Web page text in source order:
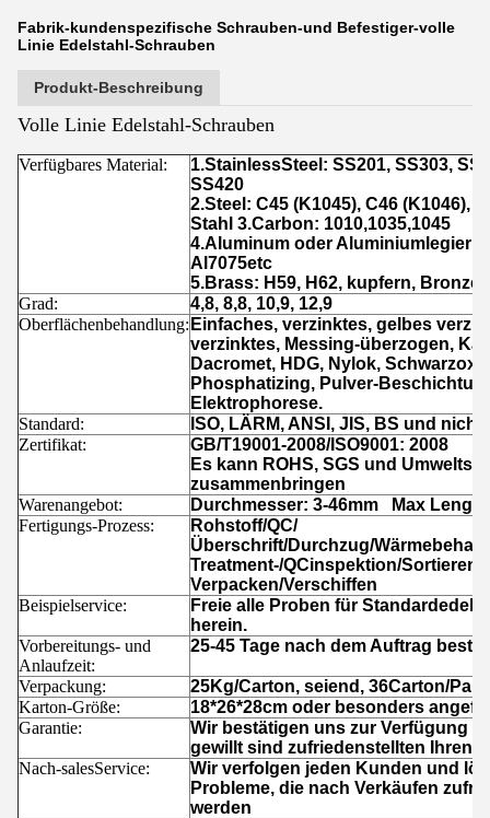
Fabrik-kundenspezifische Schrauben-und Befestiger-volle
Linie Edelstahl-Schrauben
Produkt-Beschreibung
Volle Linie Edelstahl-Schrauben
Verfügbares Material:
1.StainlessSteel: SS201, SS303,
SS420
2.Steel: C45 (K1045), C46 (K1046),
Stahl 3.Carbon: 1010,1035,1045
4.Aluminum oder
Al7075etc
5.Brass: H59, H62, kupfern, Bronze
Grad:
4,8, 8,8, 10,9, 12,9
Oberflächenbehandlung: Einfaches, verzinktes, gelbes
verzinktes, Messing-überzogen,
Dacromet, HDG, Nylok,
Phosphatizing, Pulver-
Elektrophorese.
Standard:
ISO, LÄRM, ANSI, JIS, BS und
Zertifikat:
GB/T19001-2008/ISO9001: 2008
Es kann ROHS, SGS und
zusammenbringen
Warenangebot:
Durchmesser: 3-46mm Max
Fertigungs-Prozess:
Rohstoff/QC/
Überschrift/Durchzug/
Treatment-/QCinspektion/Sortieren
Verpacken/Verschiffen
Beispielservice:
Freie alle Proben für
herein.
Vorbereitungs- und
Anlaufzeit:
25-45 Tage nach dem Auftrag
Verpackung:
25Kg/Carton, seiend, 36Carton/
Karton-Größe:
18*26*28cm oder besonders
Garantie:
Wir bestätigen uns zur Verfügung
gewillt sind zufriedenstellten Ihren
Nach-salesService:
Wir verfolgen jeden Kunden und
Probleme, die nach Verkäufen
werden